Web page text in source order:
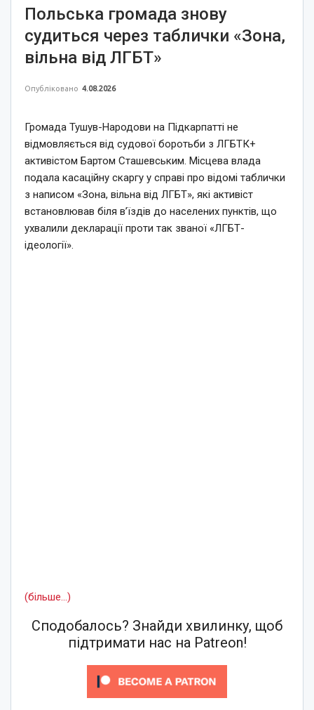
Польська громада знову
судиться через таблички «Зона,
вільна від ЛГБТ»
Опубліковано 4.08.2026
Громада Тушув-Народови на Підкарпатті не
відмовляється від судової боротьби з ЛГБТК+
активістом Бартом Сташевським. Місцева влада
подала касаційну скаргу у справі про відомі таблички
з написом «Зона, вільна від ЛГБТ», які активіст
встановлював біля в’їздів до населених пунктів, що
ухвалили декларації проти так званої «ЛГБТ-
ідеології».
(більше…)
Сподобалось? Знайди хвилинку, щоб
підтримати нас на Patreon!